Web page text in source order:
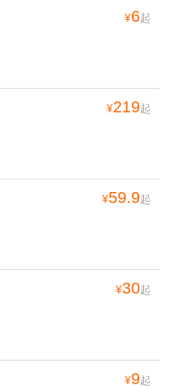
¥6起
¥219起
¥59.9起
¥30起
¥9起